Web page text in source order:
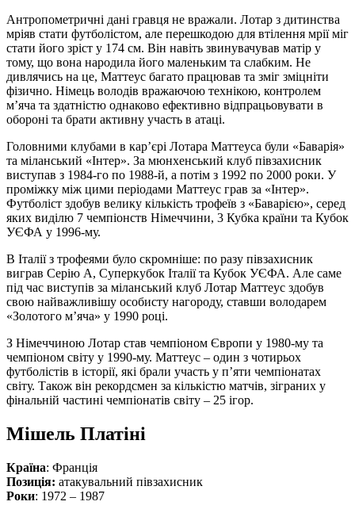
Антропометричні дані гравця не вражали. Лотар з дитинства
мріяв стати футболістом, але перешкодою для втілення мрії міг
стати його зріст у 174 см. Він навіть звинувачував матір у
тому, що вона народила його маленьким та слабким. Не
дивлячись на це, Маттеус багато працював та зміг зміцніти
фізично. Німець володів вражаючою технікою, контролем
м’яча та здатністю однаково ефективно відпрацьовувати в
обороні та брати активну участь в атаці.
Головними клубами в кар’єрі Лотара Маттеуса були «Баварія»
та міланський «Інтер». За мюнхенський клуб півзахисник
виступав з 1984-го по 1988-й, а потім з 1992 по 2000 роки. У
проміжку між цими періодами Маттеус грав за «Інтер».
Футболіст здобув велику кількість трофеїв з «Баварією», серед
яких виділю 7 чемпіонств Німеччини, 3 Кубка країни та Кубок
УЄФА у 1996-му.
В Італії з трофеями було скромніше: по разу півзахисник
виграв Серію А, Суперкубок Італії та Кубок УЄФА. Але саме
під час виступів за міланський клуб Лотар Маттеус здобув
свою найважливішу особисту нагороду, ставши володарем
«Золотого м’яча» у 1990 році.
З Німеччиною Лотар став чемпіоном Європи у 1980-му та
чемпіоном світу у 1990-му. Маттеус – один з чотирьох
футболістів в історії, які брали участь у п’яти чемпіонатах
світу. Також він рекордсмен за кількістю матчів, зіграних у
фінальній частині чемпіонатів світу – 25 ігор.
Мішель Платіні
Країна: Франція
Позиція: атакувальний півзахисник
Роки: 1972 – 1987